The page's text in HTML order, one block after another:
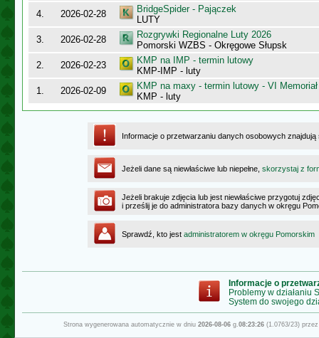
4.
2026-02-28
BridgeSpider - Pajączek
LUTY
3.
2026-02-28
Rozgrywki Regionalne Luty 2026
Pomorski WZBS - Okręgowe Słupsk
2.
2026-02-23
KMP na IMP - termin lutowy
KMP-IMP - luty
1.
2026-02-09
KMP na maxy - termin lutowy - VI
KMP - luty
Informacje o przetwarzaniu danych osobowych
Jeżeli dane są niewłaściwe lub niepełne, skorzystaj z
Jeżeli brakuje zdjęcia lub jest niewłaściwe przygotuj
i prześlij je do administratora bazy danych w okręgu
Sprawdź, kto jest administratorem w okręgu Pomorskim
Informacje o
Problemy w działaniu
System do swojego
Strona wygenerowana automatycznie w dniu 2026-08-06g.08:23:26(1.0763/23)